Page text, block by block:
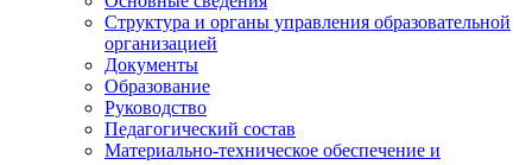
Структура и органы управления образовательной
организацией
Документы
Образование
Руководство
Педагогический состав
Материально-техническое обеспечение и